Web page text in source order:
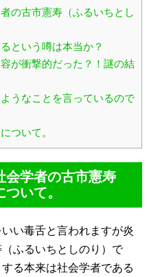
の古市憲寿（ふるいちとし
という噂は本当か？
が衝撃的だった？！謎の結
うなことを言っているので
ついて。
会学者の古市憲寿
いて。
い毒舌と言われますが炎
ふるいちとしのり）で
る本来は社会学者である